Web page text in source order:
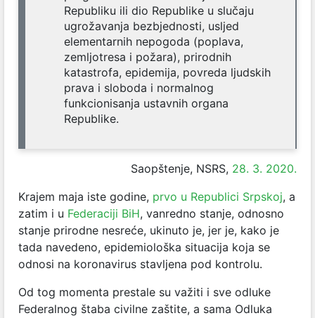
Republiku ili dio Republike u slučaju
ugrožavanja bezbjednosti, usljed
elementarnih nepogoda (poplava,
zemljotresa i požara), prirodnih
katastrofa, epidemija, povreda ljudskih
prava i sloboda i normalnog
funkcionisanja ustavnih organa
Republike.
Saopštenje, NSRS, 28. 3. 2020.
Krajem maja iste godine, prvo u Republici Srpskoj, a
zatim i u Federaciji BiH, vanredno stanje, odnosno
stanje prirodne nesreće, ukinuto je, jer je, kako je
tada navedeno, epidemiološka situacija koja se
odnosi na koronavirus stavljena pod kontrolu.
Od tog momenta prestale su važiti i sve odluke
Federalnog štaba civilne zaštite, a sama Odluka